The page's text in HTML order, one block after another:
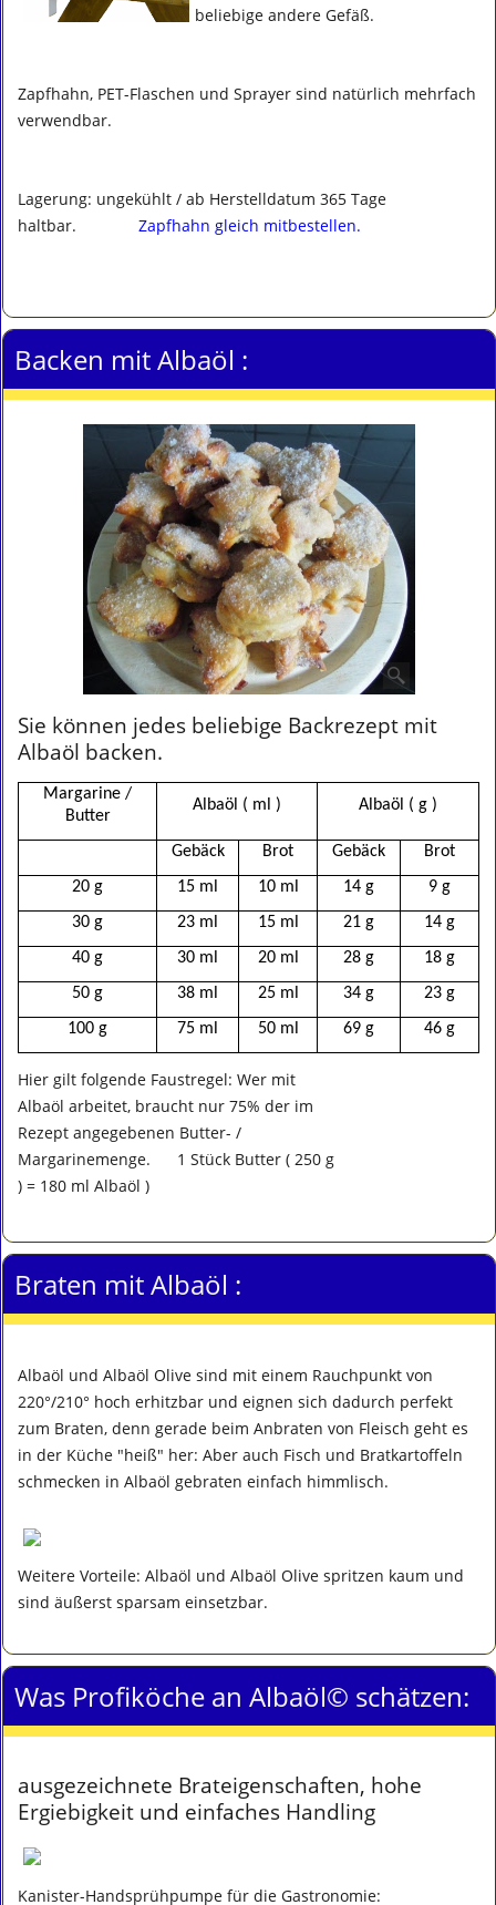
beliebige andere Gefäß.
Zapfhahn, PET-Flaschen und Sprayer sind natürlich mehrfach
verwendbar.
Lagerung: ungekühlt / ab Herstelldatum 365 Tage
haltbar.Zapfhahn gleich mitbestellen.
Backen mit Albaöl :
Sie können jedes beliebige Backrezept mit
Albaöl backen.
Margarine /
Butter
Albaöl ( ml ) Albaöl ( g )
Gebäck Brot Gebäck
Brot
20 g
15 ml 10 ml 14 g
9 g
30 g
23 ml 15 ml 21 g
14 g
40 g
30 ml 20 ml 28 g
18 g
50 g
38 ml 25 ml 34 g
23 g
100 g
75 ml 50 ml 69 g 46 g
Hier gilt folgende Faustregel: Wer mit
Albaöl arbeitet, braucht nur 75% der im
Rezept angegebenen Butter- /
Margarinemenge. 1 Stück Butter ( 250 g
) = 180 ml Albaöl )
Braten mit Albaöl :
Albaöl und Albaöl Olive sind mit einem Rauchpunkt von
220°/210° hoch erhitzbar und eignen sich dadurch perfekt
zum Braten, denn gerade beim Anbraten von Fleisch geht es
in der Küche "heiß" her: Aber auch Fisch und Bratkartoffeln
schmecken in Albaöl gebraten einfach himmlisch.
Weitere Vorteile: Albaöl und Albaöl Olive spritzen kaum und
sind äußerst sparsam einsetzbar.
Was Profiköche an Albaöl© schätzen:
ausgezeichnete Brateigenschaften, hohe
Ergiebigkeit und einfaches Handling
Kanister-Handsprühpumpe für die Gastronomie: